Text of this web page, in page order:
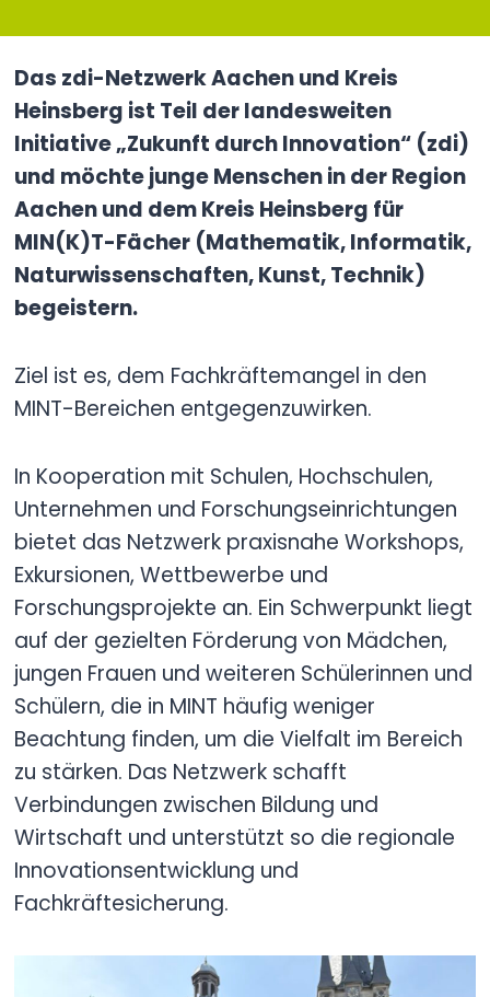
Das zdi-Netzwerk Aachen und Kreis
Heinsberg ist Teil der landesweiten
Initiative „Zukunft durch Innovation“ (zdi)
und möchte junge Menschen in der Region
Aachen und dem Kreis Heinsberg für
MIN(K)T-Fächer (Mathematik, Informatik,
Naturwissenschaften, Kunst, Technik)
begeistern.
Ziel ist es, dem Fachkräftemangel in den
MINT-Bereichen entgegenzuwirken.
In Kooperation mit Schulen, Hochschulen,
Unternehmen und Forschungseinrichtungen
bietet das Netzwerk praxisnahe Workshops,
Exkursionen, Wettbewerbe und
Forschungsprojekte an. Ein Schwerpunkt liegt
auf der gezielten Förderung von Mädchen,
jungen Frauen und weiteren Schülerinnen und
Schülern, die in MINT häufig weniger
Beachtung finden, um die Vielfalt im Bereich
zu stärken. Das Netzwerk schafft
Verbindungen zwischen Bildung und
Wirtschaft und unterstützt so die regionale
Innovationsentwicklung und
Fachkräftesicherung.